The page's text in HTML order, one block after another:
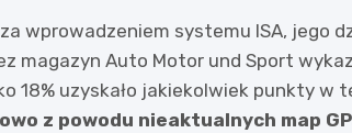
wprowadzeniem systemu ISA, jego
magazyn Auto Motor und Sport
18% uzyskało jakiekolwiek punkty w
z powodu nieaktualnych map